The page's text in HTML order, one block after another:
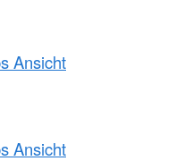
Ansicht
Ansicht